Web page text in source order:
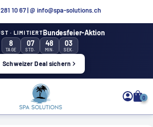
10 67|@ info@spa-solutions.ch
· LIMITIERTBundesfeier-Aktion
8
TAGE
07
STD.
48
MIN.
02
SEK.
Schweizer Deal sichern
Soluzioni
Spa
0